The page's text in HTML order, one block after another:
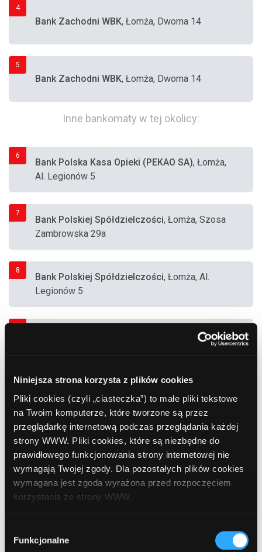
Niniejsza strona korzysta z plików cookies
Pliki cookies (czyli „ciasteczka”) to małe pliki tekstowe
na Twoim komputerze, które tworzone są przez
przeglądarkę internetową podczas przeglądania każdej
strony WWW. Pliki cookies, które są niezbędne do
prawidłowego funkcjonowania strony internetowej nie
wymagają Twojej zgody. Dla pozostałych plików cookies
wymagana jest zgoda wyrażona przed rozpoczęciem
korzystania ze strony WWW.
formy korzystania z plików cookies. Więcej:
Polityka
zgody
Funkcjonalne
4
Bank Zachodni WBK, Łomża, Dworna 14
5
Bank Zachodni WBK, Łomża, Dworna 14
Inne bankomaty w tej okolicy:
6
Bank Polska Kasa Opieki (PEKAO SA), Łomża,
Al. Legionów 5
7
Bank Polskiej Spółdzielczości, Łomża, Szosa
Zambrowska 29a
8
Bank Polskiej Spółdzielczości, Łomża, Al.
Legionów 5
, Łomża,
10
Małachowskiego 1
11
Euronet
, Łomża, Al. Piłsudskiego 11
(Wojewódzki Szpital Zespolony)
12